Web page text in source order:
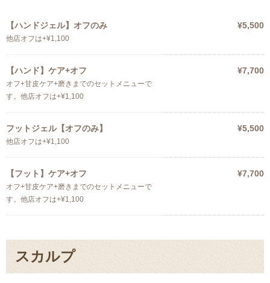
【ハンドジェル】オフのみ
他店オフは+¥1,100
¥5,500
【ハンド】ケア+オフ
オフ+甘皮ケア+磨きまでのセットメニューで
す。他店オフは+¥1,100
¥7,700
フットジェル【オフのみ】
他店オフは+¥1,100
¥5,500
【フット】ケア+オフ
オフ+甘皮ケア+磨きまでのセットメニューで
す。他店オフは+¥1,100
¥7,700
スカルプ